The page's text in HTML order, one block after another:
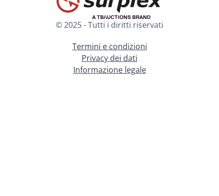
© 2025 - Tutti i diritti riservati
Termini e condizioni
Privacy dei dati
Informazione legale